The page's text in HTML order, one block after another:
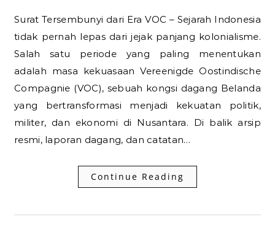
Surat Tersembunyi dari Era VOC – Sejarah Indonesia
tidak pernah lepas dari jejak panjang kolonialisme.
Salah satu periode yang paling menentukan
adalah masa kekuasaan Vereenigde Oostindische
Compagnie (VOC), sebuah kongsi dagang Belanda
yang bertransformasi menjadi kekuatan politik,
militer, dan ekonomi di Nusantara. Di balik arsip
resmi, laporan dagang, dan catatan…
Continue Reading